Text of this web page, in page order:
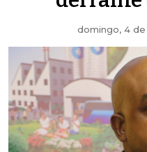
domingo, 4